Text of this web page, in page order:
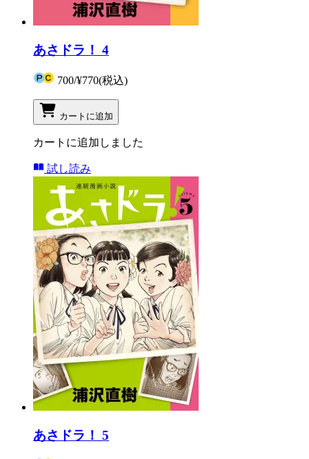
あさドラ！ 4
700/¥770(税込)
カートに追加
カートに追加しました
試し読み
あさドラ！ 5